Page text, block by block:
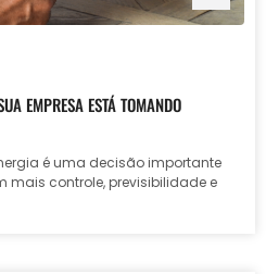
EMPRESA ESTÁ TOMANDO
é uma decisão importante
mais controle, previsibilidade e